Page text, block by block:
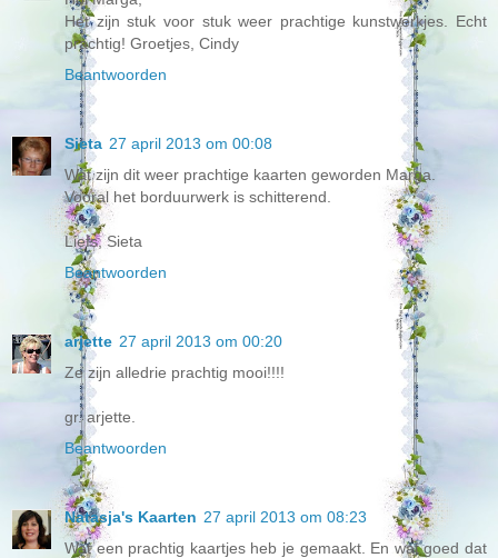
Het zijn stuk voor stuk weer prachtige kunstwerkjes. Echt
prachtig! Groetjes, Cindy
Beantwoorden
Sieta 27 april 2013 om 00:08
Wat zijn dit weer prachtige kaarten geworden Marga.
Vooral het borduurwerk is schitterend.
Liefs, Sieta
Beantwoorden
arjette 27 april 2013 om 00:20
Ze zijn alledrie prachtig mooi!!!!
gr. arjette.
Beantwoorden
Natasja's Kaarten 27 april 2013 om 08:23
Wat een prachtig kaartjes heb je gemaakt. En wat goed dat